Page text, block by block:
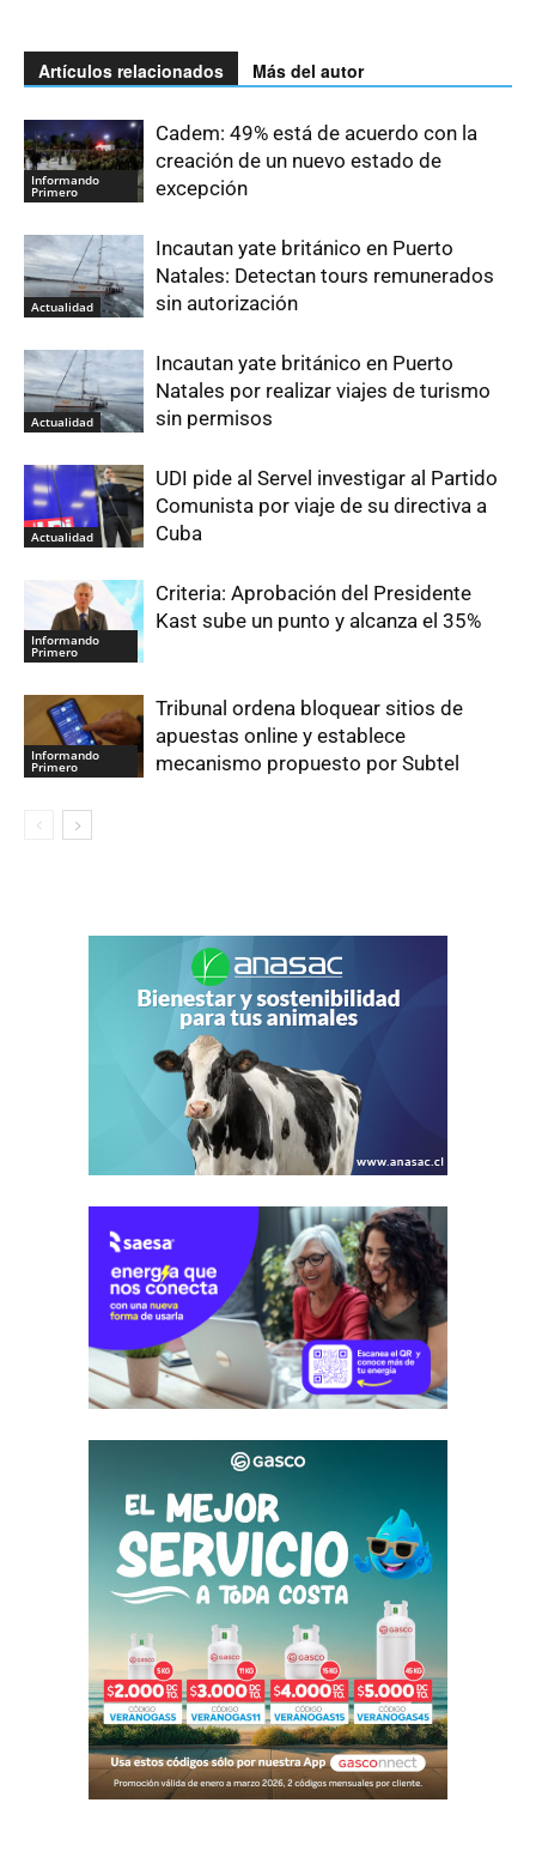
Artículos relacionados Más del autor
Informando
Primero
Cadem: 49% está de acuerdo con la
creación de un nuevo estado de
excepción
Actualidad
Incautan yate británico en Puerto
Natales: Detectan tours remunerados
sin autorización
Actualidad
Incautan yate británico en Puerto
Natales por realizar viajes de turismo
sin permisos
Actualidad
UDI pide al Servel investigar al Partido
Comunista por viaje de su directiva a
Cuba
Informando
Primero
Criteria: Aprobación del Presidente
Kast sube un punto y alcanza el 35%
Informando
Primero
Tribunal ordena bloquear sitios de
apuestas online y establece
mecanismo propuesto por Subtel